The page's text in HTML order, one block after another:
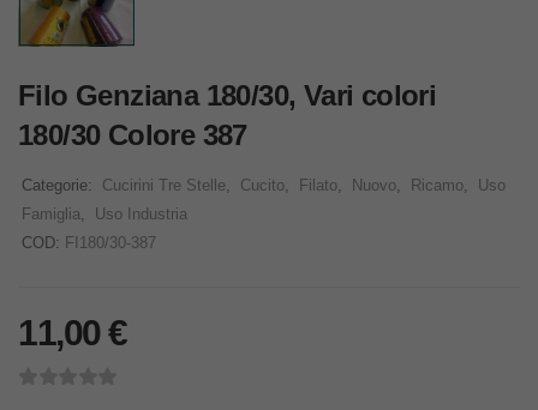
Filo Genziana 180/30, Vari colori
180/30 Colore 387
Categorie: Cucirini Tre Stelle Cucito Filato Nuovo Ricamo
Uso
Famiglia
Uso Industria
COD: FI180/30-387
11,00€